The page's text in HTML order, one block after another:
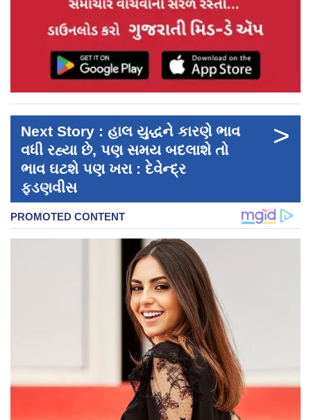
Next Story : હાલ યુદ્ધને કારણે ભાવ
વધી રહ્યા છે, પણ સમય બદલાશે તો
ભાવ ઘટશે પણ ખરા : દેવેન્દ્ર
ફડણવીસ
>